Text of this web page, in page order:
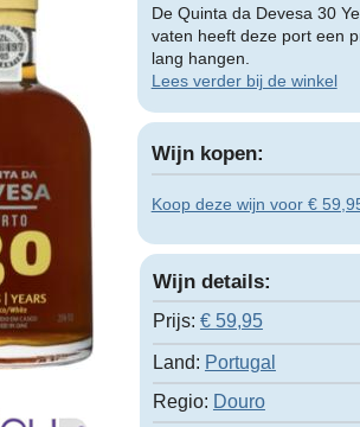
De Quinta da Devesa 30
vaten heeft deze port een
lang hangen.
Lees verder bij de winkel
Wijn kopen:
Koop deze wijn voor €
Wijn details:
Prijs: € 59,95
Land: Portugal
Regio: Douro